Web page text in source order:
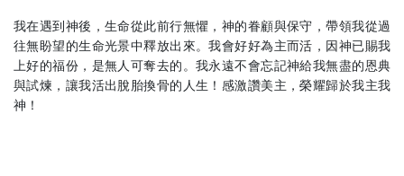
我在遇到神後，生命從此前行無懼，神的眷顧與保守，帶領我從過
往無盼望的生命光景中釋放出來。我會好好為主而活，因神已賜我
上好的福份，是無人可奪去的。我永遠不會忘記神給我無盡的恩典
與試煉，讓我活出脫胎換骨的人生！感激讚美主，榮耀歸於我主我
神！